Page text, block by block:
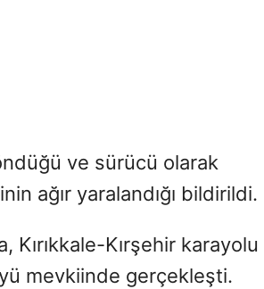
ve sürücü olarak
ağır yaralandığı bildirildi.
Kırıkkale-Kırşehir karayolu
mevkiinde gerçekleşti.